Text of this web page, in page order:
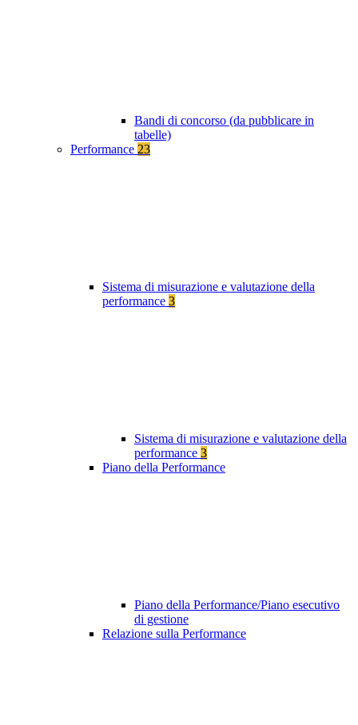
Bandi di concorso (da pubblicare in
tabelle)
Performance 23
Sistema di misurazione e valutazione della
performance 3
Sistema di misurazione e valutazione della
performance 3
Piano della Performance
Piano della Performance/Piano esecutivo
di gestione
Relazione sulla Performance